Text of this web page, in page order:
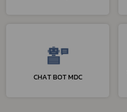
CHAT BOT MDC